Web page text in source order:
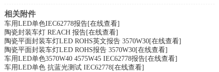
相关附件
车用LED单色IEC62778报告[在线查看]
陶瓷封装车灯 REACH 报告[在线查看]
陶瓷平面封装车灯LED ROHS英文报告 3570W30[在线查看]
陶瓷平面封装车灯LED ROHS报告 3570W30[在线查看]
车用LED单色3570W40 4575W45 IEC62778报告[在线查看]
车用LED单色 抗蓝光测试 IEC62778[在线查看]